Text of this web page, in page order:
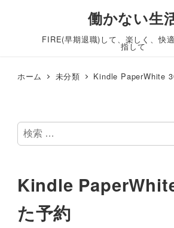
働かない生
FIRE(早期退職)して、楽しく、快
指して
ホーム 未分類 Kindle PaperWhite
検
索
Kindle
た予約